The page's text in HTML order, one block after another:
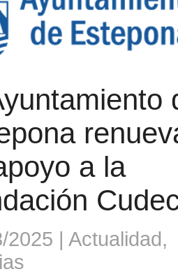
a la
2025 | Actualidad,